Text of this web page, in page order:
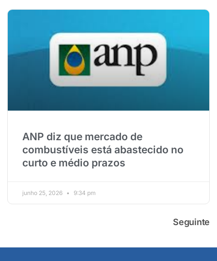
ANP diz que mercado de
combustíveis está abastecido no
curto e médio prazos
junho 25, 2026 9:34 pm
Seguinte